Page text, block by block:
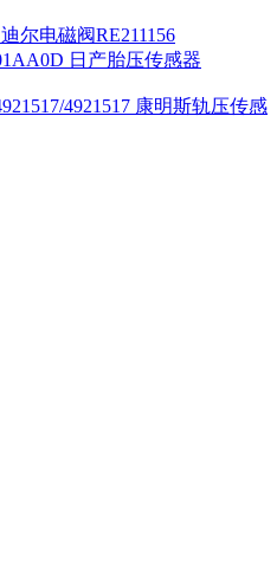
迪尔电磁阀RE211156
日产胎压传感器
康明斯轨压传感